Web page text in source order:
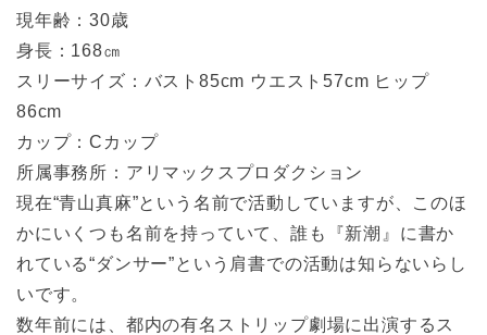
現年齢：30歳
身長：168㎝
スリーサイズ：バスト85cm ウエスト57cm ヒップ
86cm
カップ：Cカップ
所属事務所：アリマックスプロダクション
現在“青山真麻”という名前で活動していますが、このほ
かにいくつも名前を持っていて、誰も『新潮』に書か
れている“ダンサー”という肩書での活動は知らないらし
いです。
数年前には、都内の有名ストリップ劇場に出演するス